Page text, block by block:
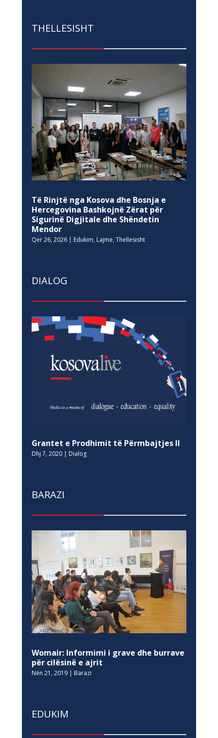
THELLESISHT
Të Rinjtë nga Kosova dhe Bosnja e
Hercegovina Bashkojnë Zërat për
Sigurinë Digjitale dhe Shëndetin
Mendor
Qer 26, 2026| Edukim, Lajme, Thellesisht
DIALOG
Grantet e Prodhimit të Përmbajtjes II
Dhj 7, 2020| Dialog
BARAZI
Womair: Informimi i grave dhe burrave
për cilësinë e ajrit
Nën 21, 2019| Barazi
EDUKIM